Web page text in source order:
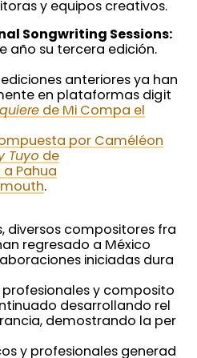
y equipos creativos.
Songwriting Sessions:
año su tercera edición.
anteriores ya han
en plataformas digit
de Mi Compa el
por Caméléon
Tuyo de
a Pahua
.
diversos compositores fra
regresado a México
iniciadas dura
y composito
desarrollando rel
demostrando la per
y profesionales generad